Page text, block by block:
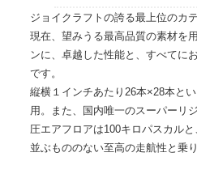
ジョイクラフトの誇る最上位のカ
現在、望みうる最高品質の素材を
ンに、卓越した性能と、すべてに
です。
縦横１インチあたり26本×28本と
用。また、国内唯一のスーパーリ
圧エアフロアは100キロパスカルと
並ぶもののない至高の走航性と乗